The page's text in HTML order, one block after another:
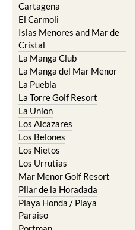
Cartagena
El Carmoli
Islas Menores and Mar de
Cristal
La Manga Club
La Manga del Mar Menor
La Puebla
La Torre Golf Resort
La Union
Los Alcazares
Los Belones
Los Nietos
Los Urrutias
Mar Menor Golf Resort
Pilar de la Horadada
Playa Honda / Playa
Paraiso